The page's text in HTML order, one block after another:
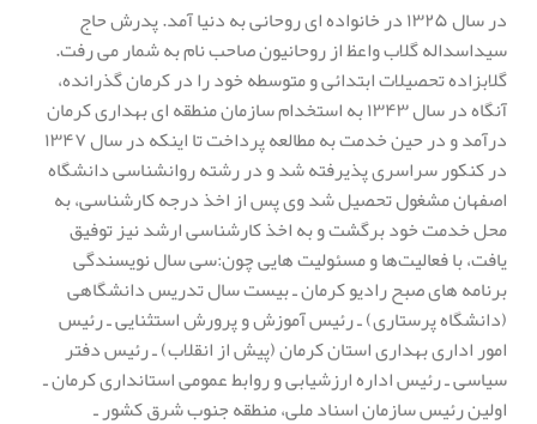
در سال ۱۳۲۵ در خانواده ای روحانی به دنیا آمد. پدرش حاج
سیداسداله گلاب واعظ از روحانیون صاحب نام به شمار می رفت.
گلابزاده تحصیلات ابتدائی و متوسطه خود را در کرمان گذرانده،
آنگاه در سال ۱۳۴۳ به استخدام سازمان منطقه ای بهداری کرمان
درآمد و در حین خدمت به مطالعه پرداخت تا اینکه در سال ۱۳۴۷
در کنکور سراسری پذیرفته شد و در رشته روانشناسی دانشگاه
اصفهان مشغول تحصیل شد وی پس از اخذ درجه کارشناسی، به
محل خدمت خود برگشت و به اخذ کارشناسی ارشد نیز توفیق
یافت، با فعالیت‌ها و مسئولیت هایی چون:سی سال نویسندگی
برنامه های صبح رادیو کرمان ـ بیست سال تدریس دانشگاهی
(دانشگاه پرستاری) ـ رئیس آموزش و پرورش استثنایی ـ رئیس
امور اداری بهداری استان کرمان (پیش از انقلاب) ـ رئیس دفتر
سیاسی ـ رئیس اداره ارزشیابی و روابط عمومی استانداری کرمان ـ
اولین رئیس سازمان اسناد ملی، منطقه جنوب شرق کشور ـ